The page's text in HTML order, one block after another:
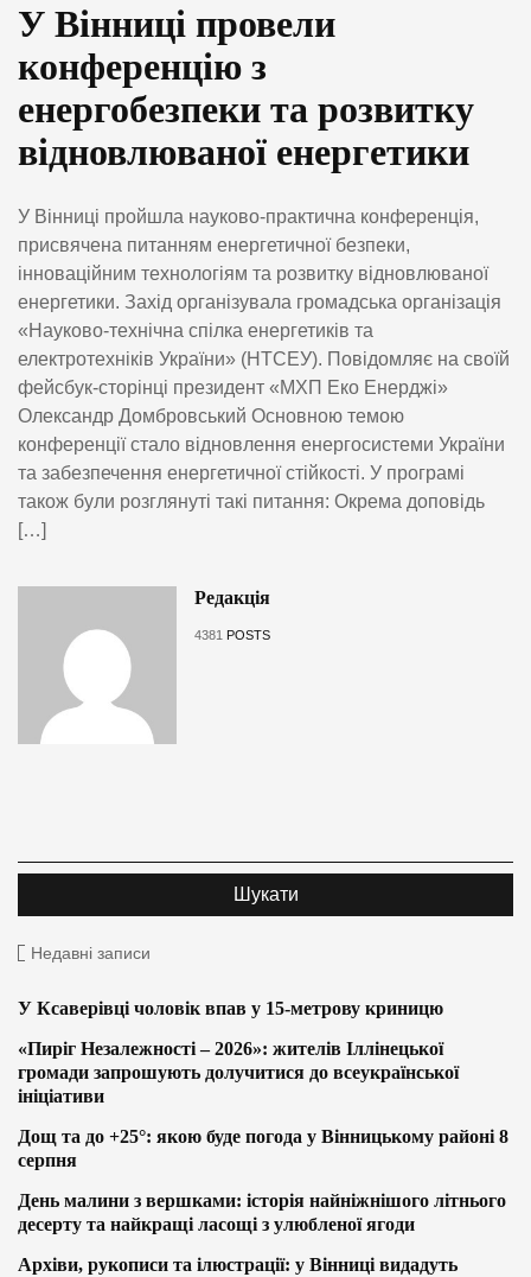
У Вінниці провели
конференцію з
енергобезпеки та розвитку
відновлюваної енергетики
У Вінниці пройшла науково-практична конференція,
присвячена питанням енергетичної безпеки,
інноваційним технологіям та розвитку відновлюваної
енергетики. Захід організувала громадська організація
«Науково-технічна спілка енергетиків та
електротехніків України» (НТСЕУ). Повідомляє на своїй
фейсбук-сторінці президент «МХП Еко Енерджі»
Олександр Домбровський Основною темою
конференції стало відновлення енергосистеми України
та забезпечення енергетичної стійкості. У програмі
також були розглянуті такі питання: Окрема доповідь
[…]
Редакція
4381 POSTS
Недавні записи
У Ксаверівці чоловік впав у 15-метрову криницю
«Пиріг Незалежності – 2026»: жителів Іллінецької
громади запрошують долучитися до всеукраїнської
ініціативи
Дощ та до +25°: якою буде погода у Вінницькому районі 8
серпня
День малини з вершками: історія найніжнішого літнього
десерту та найкращі ласощі з улюбленої ягоди
Архіви, рукописи та ілюстрації: у Вінниці видадуть